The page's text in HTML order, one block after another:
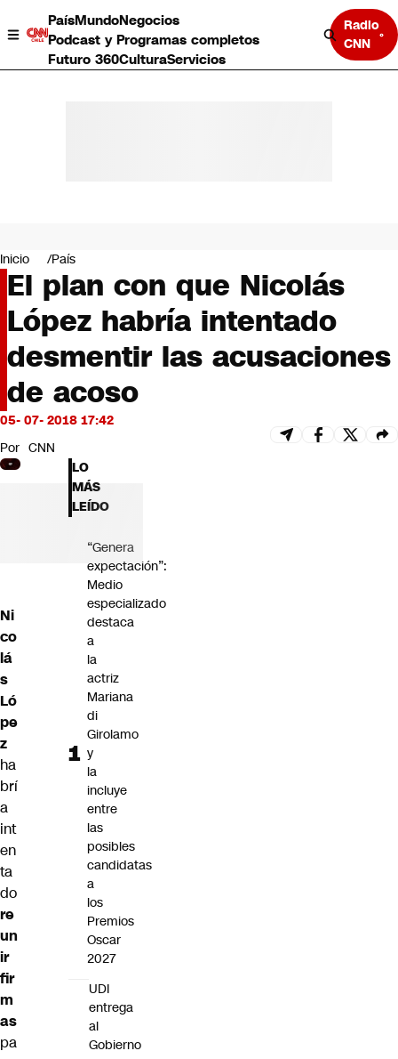
PaísMundoNegocios
Podcast y Programas completos
Futuro 360CulturaServicios
Radio
CNN
Negocios
Deportes
Programas completos
Cultura
Servicios
Bits
CNN tiempo
Futuro 360
Inicio País
El plan con que Nicolás
López habría intentado
desmentir las acusaciones
de acoso
05- 07- 2018 17:42
Por CNN
Ni
co
lá
s
Ló
pe
z
ha
brí
a
int
en
ta
do
re
un
ir
fir
m
as
pa
LO
MÁS
LEÍDO
“Genera
expectación”:
Medio
especializado
destaca
a
la
actriz
Mariana
di
Girolamo
y
la
incluye
entre
las
posibles
candidatas
a
los
Premios
Oscar
2027
UDI
entrega
al
Gobierno